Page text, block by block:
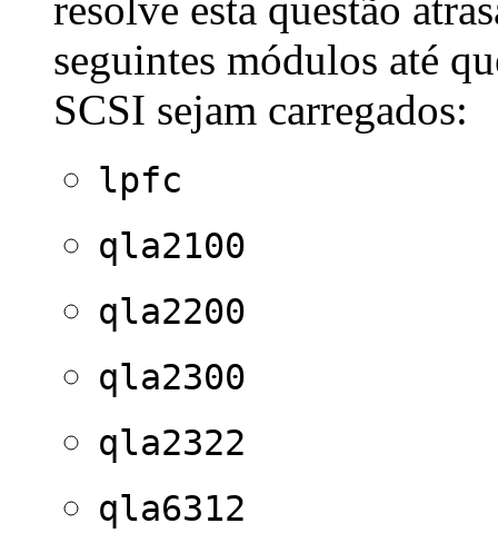
resolve esta questão
seguintes módulos até
SCSI sejam carregados:
lpfc
qla2100
qla2200
qla2300
qla2322
qla6312